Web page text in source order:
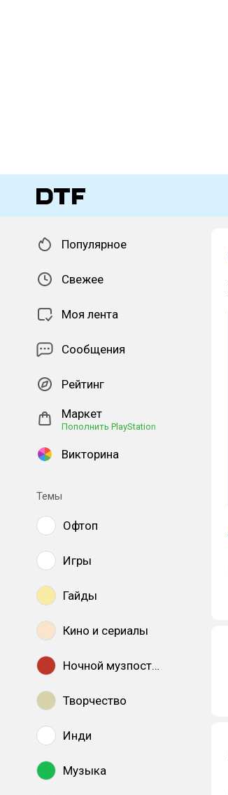
Популярное
Свежее
Моя лента
Сообщения
Рейтинг
Маркет
Пополнить PlayStation
Викторина
Темы
Офтоп
Игры
Гайды
Кино и сериалы
Ночной музпостинг
Творчество
Инди
Музыка